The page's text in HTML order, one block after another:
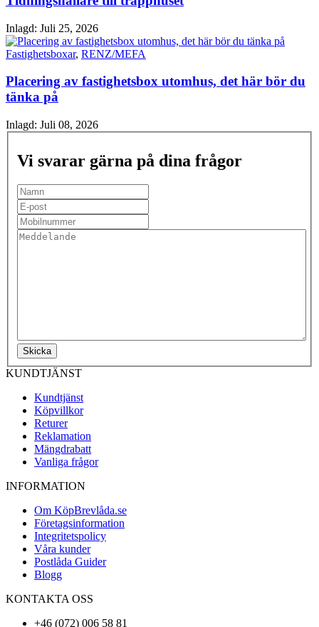
Inlagd: Juli 25, 2026
Fastighetsboxar, RENZ/MEFA
Placering av fastighetsbox utomhus, det här bör du
tänka på
Inlagd: Juli 08, 2026
Vi svarar gärna på dina frågor
Skicka
KUNDTJÄNST
Kundtjänst
Köpvillkor
Returer
Reklamation
Mängdrabatt
Vanliga frågor
INFORMATION
Om KöpBrevlåda.se
Företagsinformation
Integritetspolicy
Våra kunder
Postlåda Guider
Blogg
KONTAKTA OSS
+46 (072) 006 58 81